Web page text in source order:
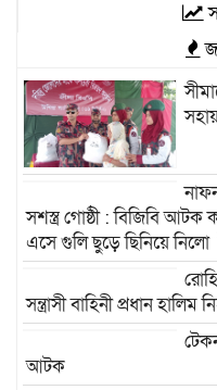
সশস্ত্র গোষ্ঠী : বিজিবি
এসে গুলি ছুড়ে ছিনিয়ে নিলো
সন্ত্রাসী বাহিনী প্রধান হালিম
আটক